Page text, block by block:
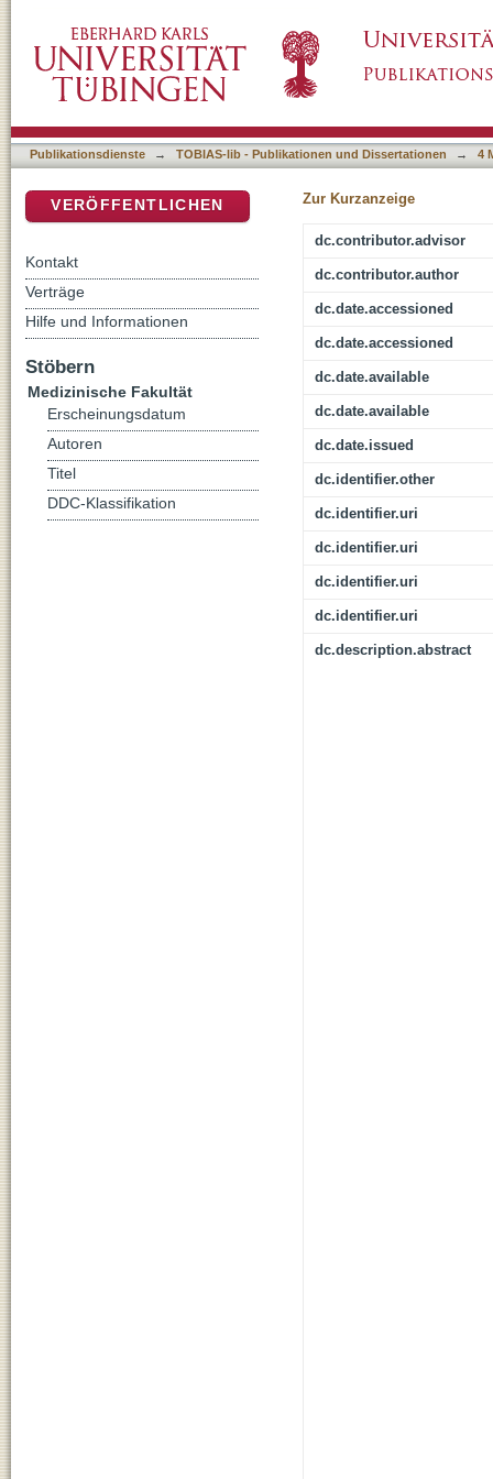
unter Verwendung der Tissue Microarray
Publikationsdienste → TOBIAS-lib - Publikationen und Dissertationen → 4
Zur Kurzanzeige
dc.contributor.advisor
dc.contributor.author
dc.date.accessioned
dc.date.accessioned
dc.date.available
dc.date.available
dc.date.issued
dc.identifier.other
dc.identifier.uri
dc.identifier.uri
dc.identifier.uri
dc.identifier.uri
dc.description.abstract
VERÖFFENTLICHEN
Kontakt
Verträge
Hilfe und Informationen
Stöbern
Medizinische Fakultät
Erscheinungsdatum
Autoren
Titel
DDC-Klassifikation